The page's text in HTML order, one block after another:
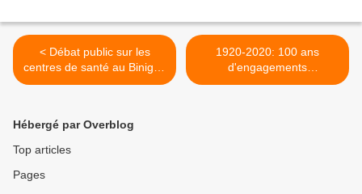
< Débat public sur les
centres de santé au Binigou
à St Martin des Champs
ce samedi 22 février-
Photos JL Le Calvez et PY
1920-2020: 100 ans
d'engagements
communistes en Finistère:
Hébergé par Overblog
Top articles
Pages